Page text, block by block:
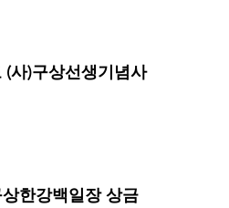
(사)구상선생기념사
한강백일장 상금